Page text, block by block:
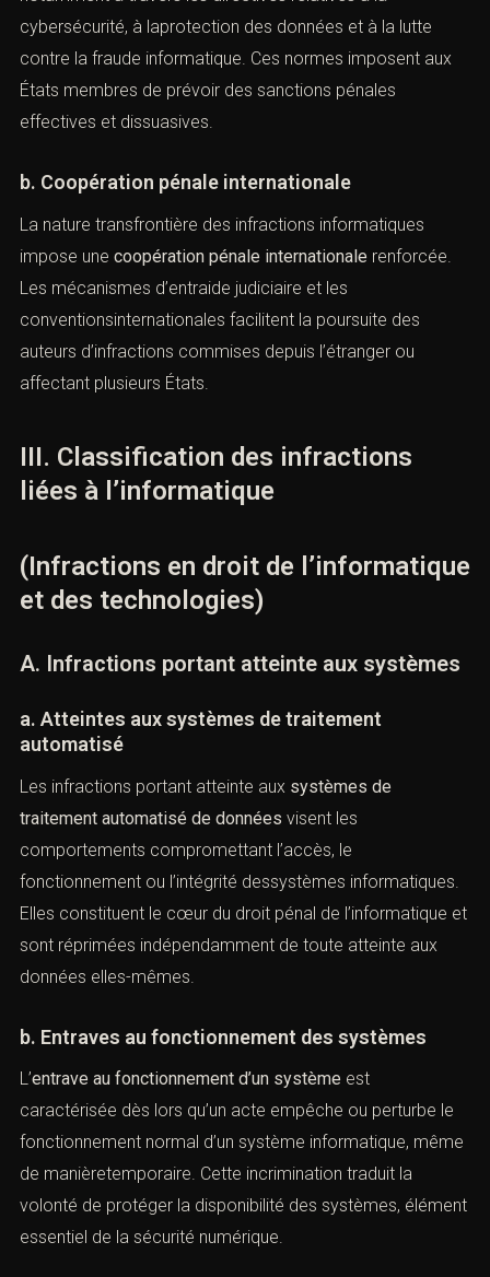
technologies de l’information.
B. Sources européennes et internationales
Le droit de l’Union européenne joue un rôle déterminant
effectives et dissuasives.
La nature transfrontière des infractions informatiques
impose une coopération pénale internationale
conventionsinternationales facilitent la poursuite des
auteurs d’infractions commises depuis l’étranger ou
III. Classification des infractions
liées à l’informatique
(Infractions en droit de
l’informatique et des technologies)
A. Infractions portant atteinte aux
systèmes
a. Atteintes aux systèmes de traitement
systèmes de
traitement automatisé de donnéesvisent les
comportements compromettant l’accès, le
fonctionnement ou l’intégrité dessystèmes
informatiques. Elles constituent le cœur du droit pénal de
l’informatique et sont réprimées indépendamment de
toute atteinte aux données elles-mêmes.